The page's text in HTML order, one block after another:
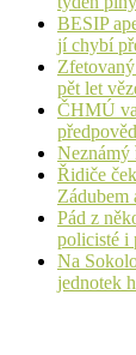
BESIP
jí chybí
pět let
ČHMÚ
Neznámý
Řidiče
Zádubem
Pád z
policisté i
Na
jednotek